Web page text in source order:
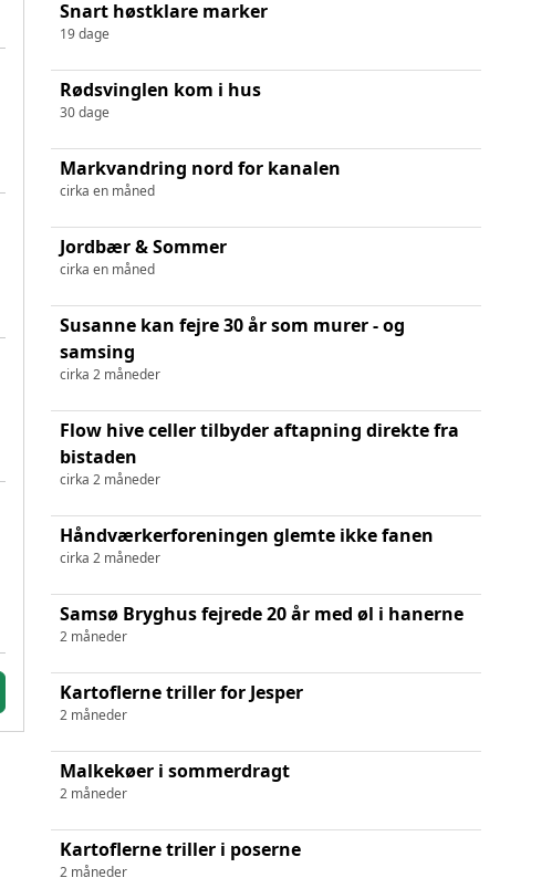
Snart høstklare marker
19 dage
Rødsvinglen kom i hus
30 dage
Markvandring nord for kanalen
cirka en måned
Jordbær & Sommer
cirka en måned
Susanne kan fejre 30 år som murer - og
samsing
cirka 2 måneder
Flow hive celler tilbyder aftapning direkte fra
bistaden
cirka 2 måneder
Håndværkerforeningen glemte ikke fanen
cirka 2 måneder
Samsø Bryghus fejrede 20 år med øl i hanerne
2 måneder
Kartoflerne triller for Jesper
2 måneder
Malkekøer i sommerdragt
2 måneder
Kartoflerne triller i poserne
2 måneder